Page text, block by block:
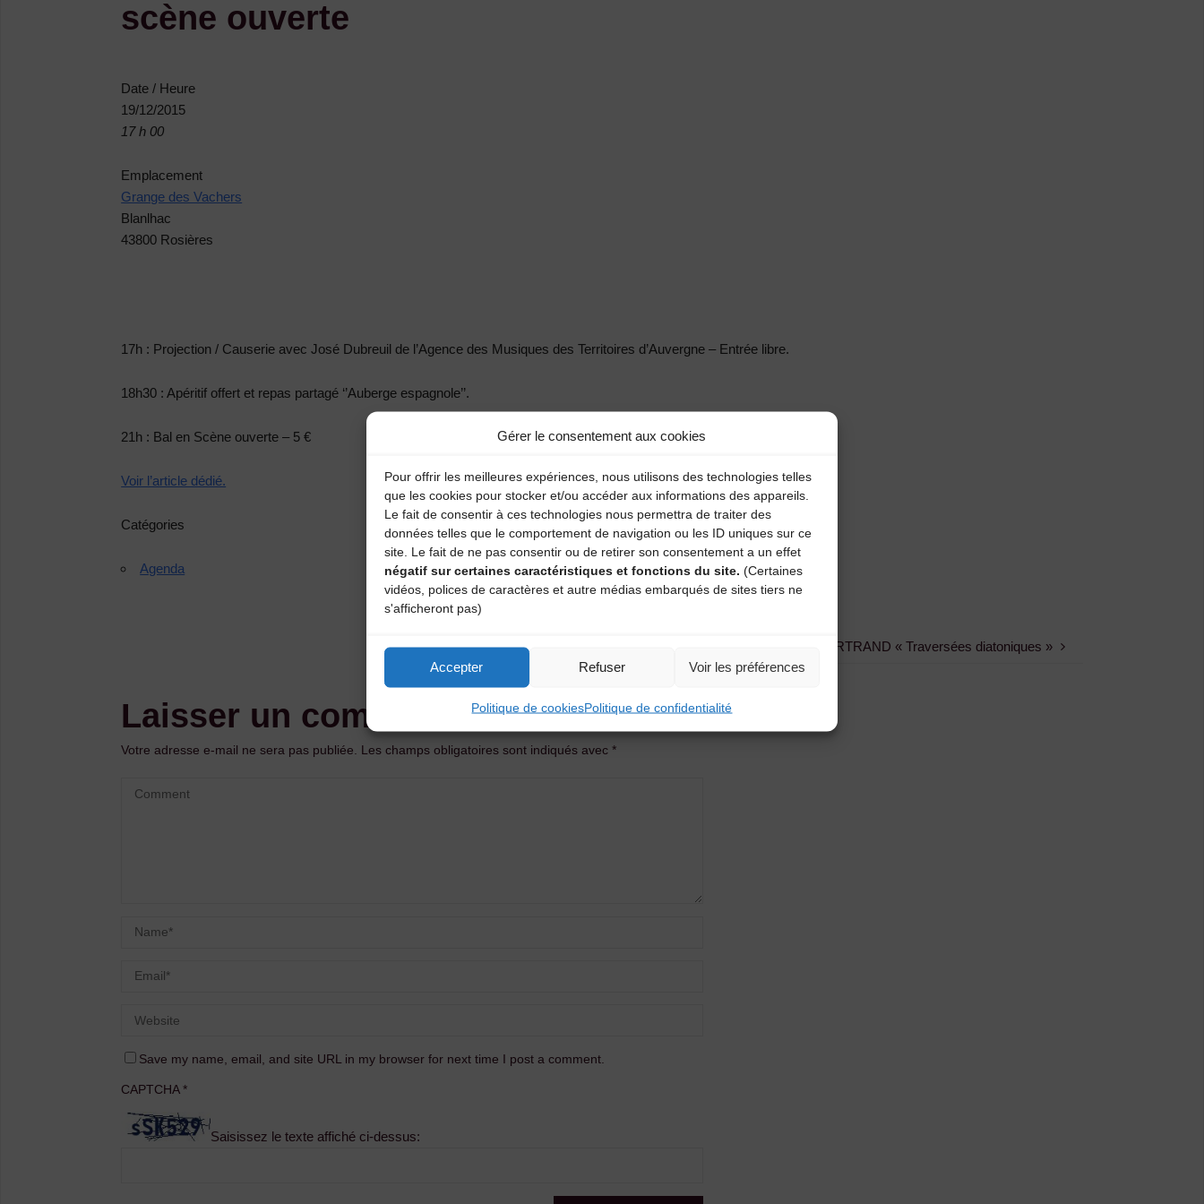
Gérer le consentement aux cookies
Pour offrir les meilleures expériences, nous utilisons des technologies telles
que les cookies pour stocker et/ou accéder aux informations des appareils.
Le fait de consentir à ces technologies nous permettra de traiter des
données telles que le comportement de navigation ou les ID uniques sur ce
site. Le fait de ne pas consentir ou de retirer son consentement a un effet
négatif sur certaines caractéristiques et fonctions du site. (Certaines
vidéos, polices de caractères et autre médias embarqués de sites tiers ne
s'afficheront pas)
Accepter Refuser Voir les préférences
Politique de cookiesPolitique de confidentialité
scène ouverte
Date / Heure
19/12/2015
17 h 00
Emplacement
Grange des Vachers
Blanlhac
43800 Rosières
17h : Projection / Causerie avec José Dubreuil de l’Agence des Musiques des Territoires d’Auvergne – Entrée libre.
18h30 : Apéritif offert et repas partagé ‘’Auberge espagnole’’.
21h : Bal en Scène ouverte– 5 €
Voir l’article dédié.
Catégories
Agenda
Stage, concert et bal – Sébastien BERTRAND « Traversées diatoniques »
Laisser un commentaire
Votre adresse e-mail ne sera pas publiée. Les champs obligatoires sont indiqués avec*
Save my name, email, and site URL in my browser for next time I post a comment.
CAPTCHA*
Saisissez le texte affiché ci-dessus: